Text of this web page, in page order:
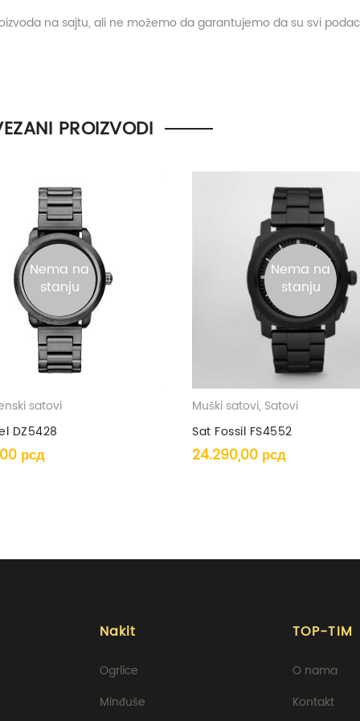
na sajtu, ali ne možemo da garantujemo da su svi
Pancirna
PROIZVODI
Nema na
stanju
satovi
DZ5428
рсд
Nema na
stanju
Muški satovi, Satovi
Sat Fossil FS4552
24.290,00 рсд
Nakit
Ogrlice
Minđuše
TOP-TIM
O nama
Kontakt